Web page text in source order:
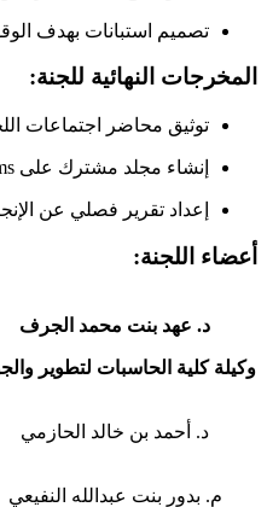
تصميم استبانات بهدف
المخرجات النهائية للجنة:
توثيق محاضر اجتماعات
إنشاء مجلد مشترك على Teams ورفع جميع القوائم والملفات المتعلقة بأعمال اللجنة.
إعداد تقرير فصلي عن
أعضاء اللجنة:
د. عهد بنت محمد الجرف
وكيلة كلية الحاسبات لتطوير
د. أحمد بن خالد الحازمي
م. بدور بنت عبدالله النفيعي